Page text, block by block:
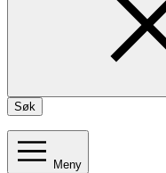
Søk
Meny